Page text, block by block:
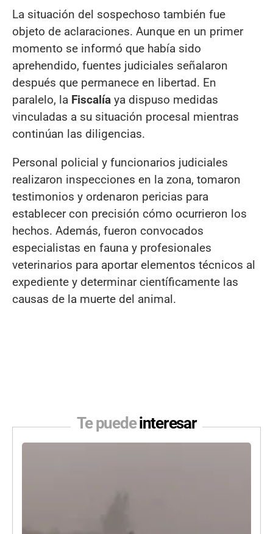
La situación del sospechoso también fue
objeto de aclaraciones. Aunque en un primer
momento se informó que había sido
aprehendido, fuentes judiciales señalaron
después que permanece en libertad. En
paralelo, la Fiscalía ya dispuso medidas
vinculadas a su situación procesal mientras
continúan las diligencias.
Personal policial y funcionarios judiciales
realizaron inspecciones en la zona, tomaron
testimonios y ordenaron pericias para
establecer con precisión cómo ocurrieron los
hechos. Además, fueron convocados
especialistas en fauna y profesionales
veterinarios para aportar elementos técnicos al
expediente y determinar científicamente las
causas de la muerte del animal.
Te puedeinteresar